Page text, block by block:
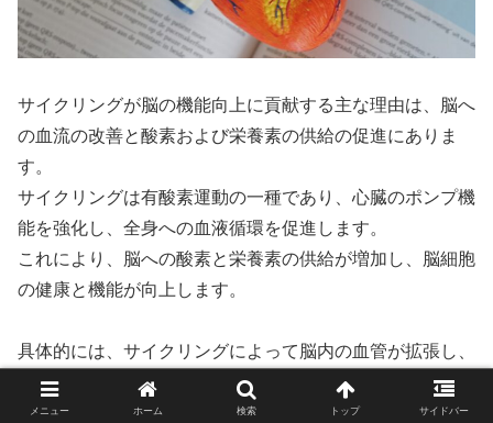
サイクリングが脳の機能向上に貢献する主な理由は、脳へ
の血流の改善と酸素および栄養素の供給の促進にありま
す。
サイクリングは有酸素運動の一種であり、心臓のポンプ機
能を強化し、全身への血液循環を促進します。
これにより、脳への酸素と栄養素の供給が増加し、脳細胞
の健康と機能が向上します。
具体的には、サイクリングによって脳内の血管が拡張し、
血流量が増加します。
これにより、脳細胞が必要とする酸素やグルコースなどの
メニュー ホーム 検索 トップ サイドバー